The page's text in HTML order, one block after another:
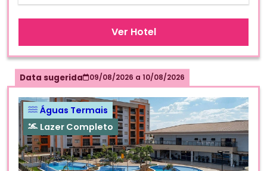
Ver Hotel
Data sugerida 09/08/2026 a 10/08/2026
Águas Termais
Lazer Completo